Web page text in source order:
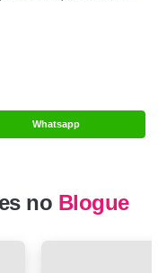
Whatsapp
no Blogue